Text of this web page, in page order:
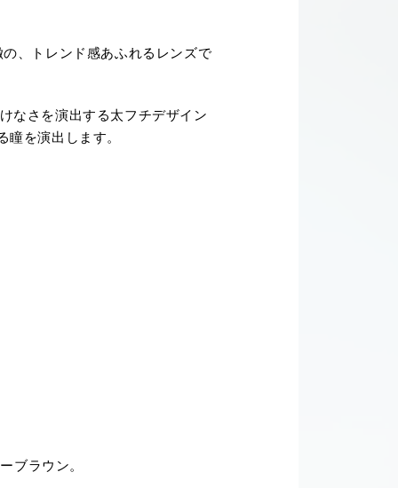
、トレンド感あふれるレンズで
なさを演出する太フチデザイン
を演出します。
ブラウン。